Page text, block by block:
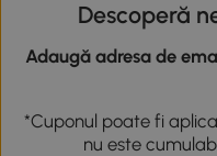
Descoperă
Adaugă adresa de
*Cuponul poate fi
nu este